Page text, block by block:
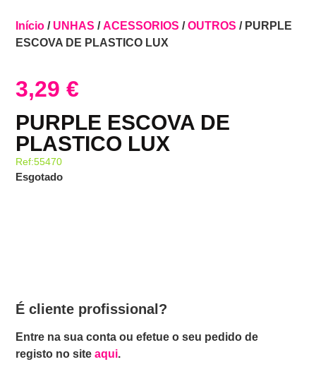
Início / UNHAS /ACESSORIOS /OUTROS / PURPLE
ESCOVA DE PLASTICO LUX
3,29€
PURPLE ESCOVA DE
PLASTICO LUX
Ref:55470
Esgotado
É cliente profissional?
Entre na sua conta ou efetue o seu pedido de
registo no siteaqui.